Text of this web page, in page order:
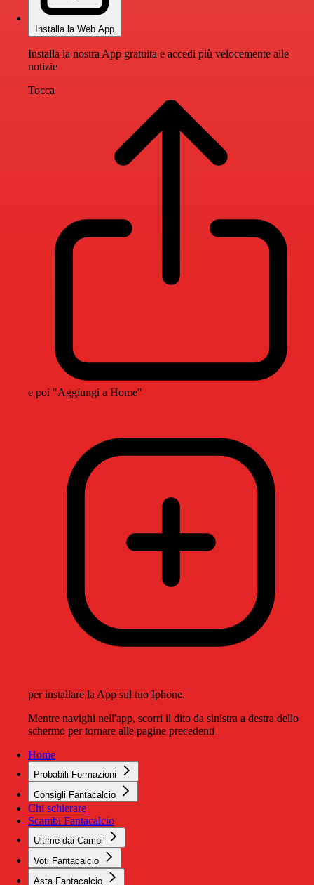
Installa la Web App
Installa la nostra App gratuita e accedi più velocemente alle
notizie
Tocca
e poi "Aggiungi a Home"
per installare la App sul tuo Iphone.
Mentre navighi nell'app, scorri il dito da sinistra a destra dello
schermo per tornare alle pagine precedenti
Home
Probabili Formazioni
Consigli Fantacalcio
Chi schierare
Scambi Fantacalcio
Ultime dai Campi
Voti Fantacalcio
Asta Fantacalcio